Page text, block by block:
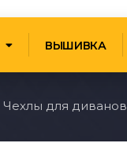
ВЫШИВКА
Чехлы для диванов